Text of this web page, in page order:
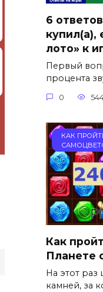
6
купил(а),
лото» к
Первый
процента
0
КАК
Как
Планете
На этот раз
камней, за